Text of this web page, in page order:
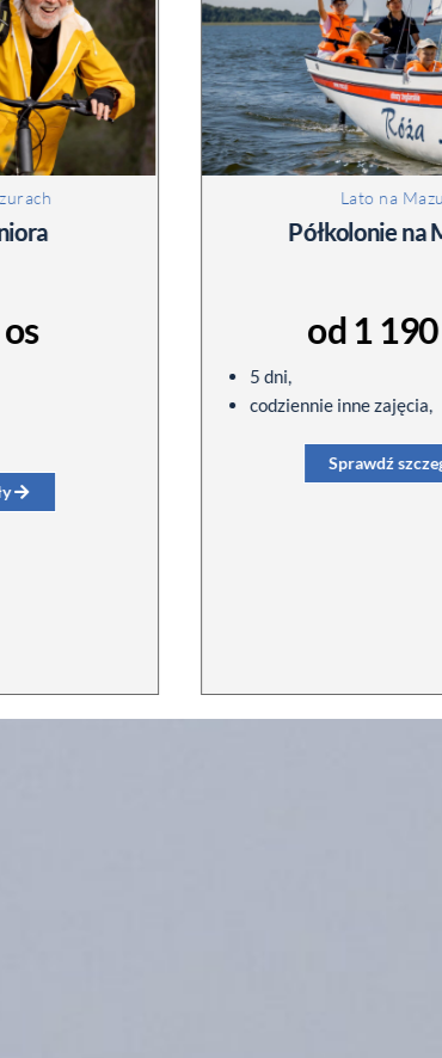
Półkolonie na Mazurach
Lato na Mazurach
od 1 190 zł os
codziennie inne zajęcia,
Sprawdź szczegóły